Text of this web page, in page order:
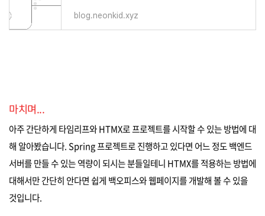
blog.neonkid.xyz
마치며...
아주 간단하게 타임리프와 HTMX로 프로젝트를 시작할 수 있는 방법에 대
해 알아봤습니다. Spring 프로젝트로 진행하고 있다면 어느 정도 백엔드
서버를 만들 수 있는 역량이 되시는 분들일테니 HTMX를 적용하는 방법에
대해서만 간단히 안다면 쉽게 백오피스와 웹페이지를 개발해 볼 수 있을
것입니다.